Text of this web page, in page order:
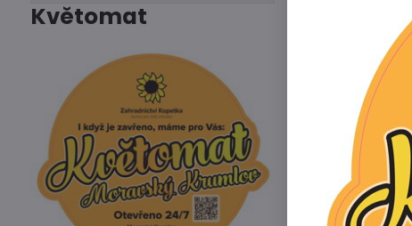
Chemické a
Celkový dusík
bór rozpustný
rozpustná ve
rozpustný ve
Rozsah a
PLANTÍK
zvýšených
Květomat